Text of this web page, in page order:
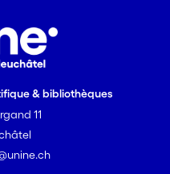
& bibliothèques
11